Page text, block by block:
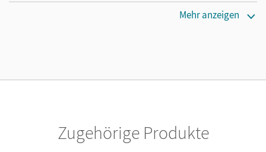
Gläser, Anja-Maria; Boss, Anne; Hoffmann, Sonja
Mehr anzeigen
Zugehörige Produkte